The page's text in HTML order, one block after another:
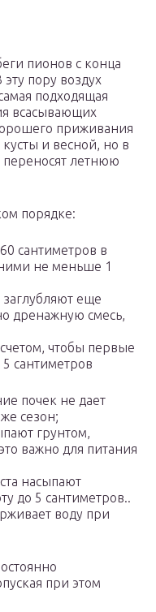
пионов с конца
пору воздух
подходящая
всасывающих
приживания
и весной, но в
переносят летнюю
порядке:
сантиметров в
не меньше 1
еще
дренажную смесь,
чтобы первые
сантиметров
почек не дает
сезон;
грунтом,
важно для питания
насыпают
до 5 сантиметров..
воду при
при этом